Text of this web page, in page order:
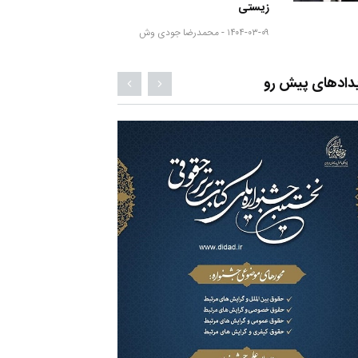
زیستی
۱۴۰۴-۰۳-۰۹ - محمدرضا جودی وش
پیش رو